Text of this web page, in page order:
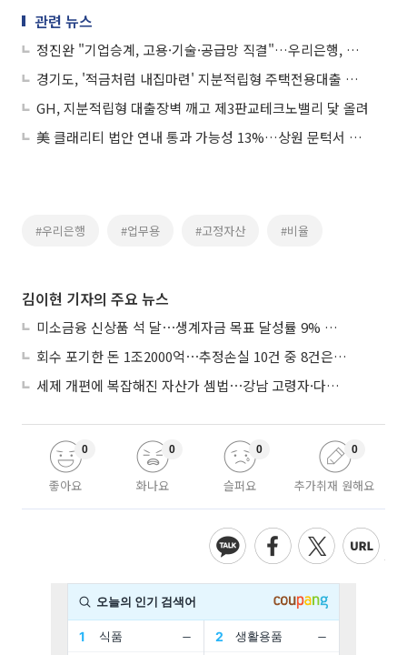
관련 뉴스
정진완 "기업승계, 고용·기술·공급망 직결"…우리은행, 백년기업 키운다
경기도, '적금처럼 내집마련' 지분적립형 주택전용대출 정부에 건의
GH, 지분적립형 대출장벽 깨고 제3판교테크노밸리 닻 올려
美 클래리티 법안 연내 통과 가능성 13%…상원 문턱서 제동
#우리은행 #업무용 #고정자산 #비율
김이현 기자의 주요 뉴스
미소금융 신상품 석 달⋯생계자금 목표 달성률 9% 그쳐
회수 포기한 돈 1조2000억⋯추정손실 10건 중 8건은 기업대출
세제 개편에 복잡해진 자산가 셈법⋯강남 고령자·다주택자 ‘자산재편 고심’
좋아요
0
화나요
0
슬퍼요
0
추가취재 원해요
0